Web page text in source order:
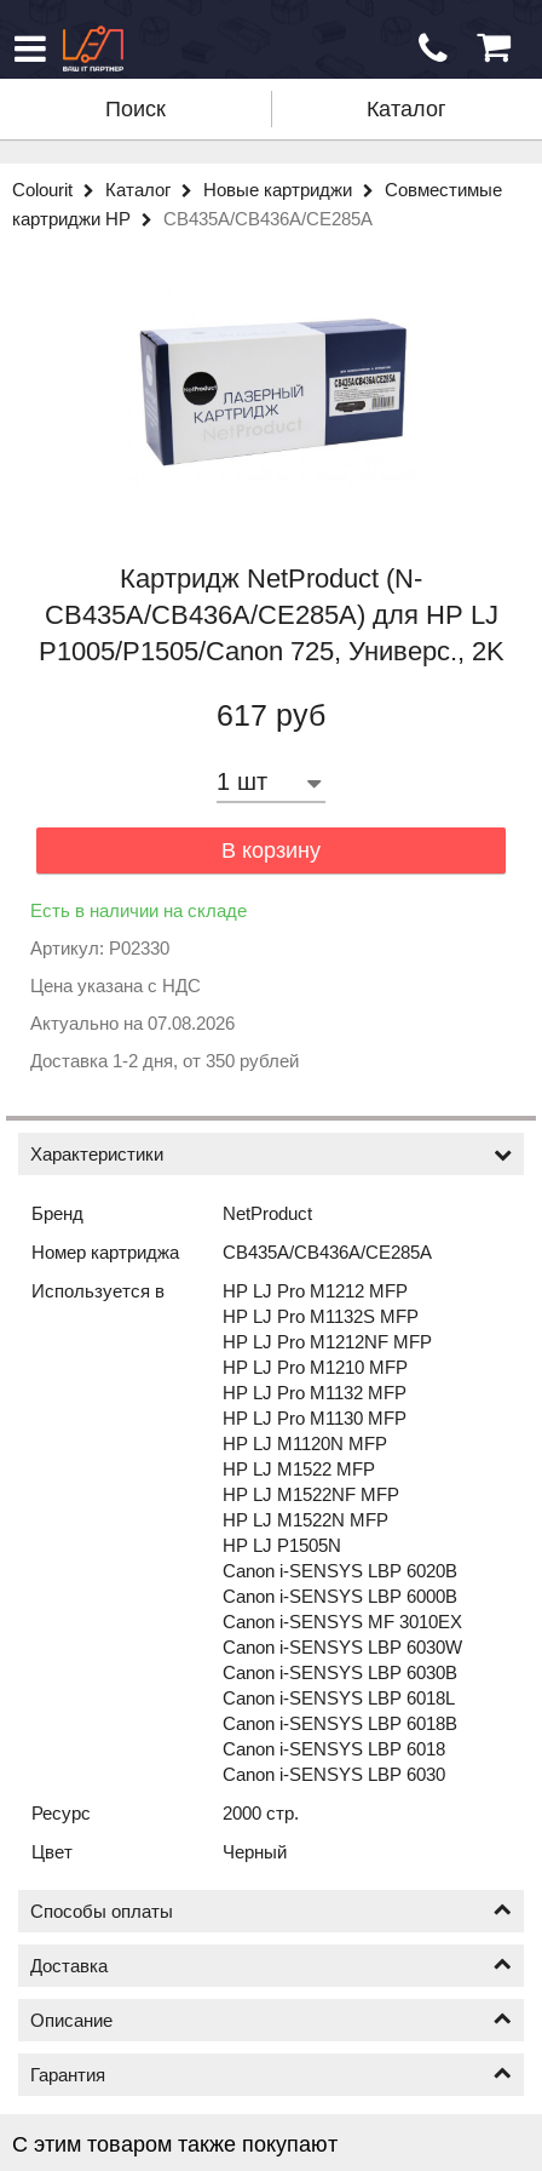
Поиск Каталог
Colourit Каталог Новые картриджи
Совместимые
картриджи HP
CB435A/CB436A/CE285A
Картридж NetProduct (N-
CB435A/CB436A/CE285A) для HP LJ
P1005/P1505/Canon 725, Универс., 2K
617 руб
В корзину
Есть в наличии на складе
Артикул: P02330
Цена указана с НДС
Актуально на 07.08.2026
Доставка 1-2 дня, от 350 рублей
Характеристики
Бренд
NetProduct
Номер картриджа
CB435A/CB436A/CE285A
Используется в
HP LJ Pro M1212 MFP
HP LJ Pro M1132S MFP
HP LJ Pro M1212NF MFP
HP LJ Pro M1210 MFP
HP LJ Pro M1132 MFP
HP LJ Pro M1130 MFP
HP LJ M1120N MFP
HP LJ M1522 MFP
HP LJ M1522NF MFP
HP LJ M1522N MFP
HP LJ P1505N
Canon i-SENSYS LBP 6020B
Canon i-SENSYS LBP 6000B
Canon i-SENSYS MF 3010EX
Canon i-SENSYS LBP 6030W
Canon i-SENSYS LBP 6030B
Canon i-SENSYS LBP 6018L
Canon i-SENSYS LBP 6018B
Canon i-SENSYS LBP 6018
Canon i-SENSYS LBP 6030
Ресурс
2000 стр.
Цвет
Черный
Способы оплаты
Оплата по безналичному расчёту (счёт с НДС)
Доставка
Доставка новых картриджей по Москве осуществляется
Москва в пределах МКАД от 400 руб.;
Доставка свыше 3 км., от МКАД, рассчитывается
индивидуально;
Описание
Почему картриджи бренда NetProduct
картриджей
Гарантия
составляет 12 месяцев с момента покупки.
С этим товаром также покупают